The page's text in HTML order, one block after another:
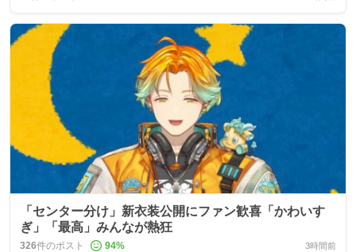
「センター分け」新衣装公開にファン歓喜「かわいす
ぎ」「最高」みんなが熱狂
326件のポスト 94% 3時間前